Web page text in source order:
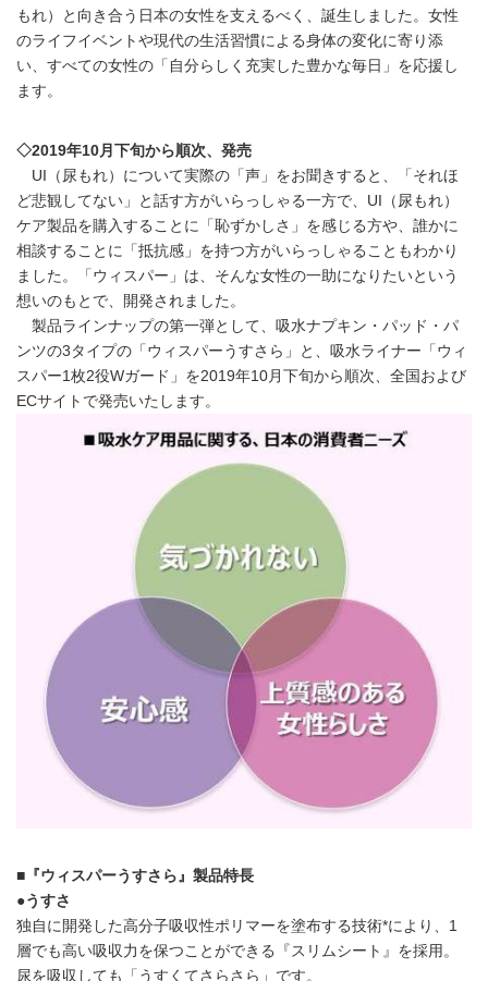
もれ）と向き合う日本の女性を支えるべく、誕生しました。女性
のライフイベントや現代の生活習慣による身体の変化に寄り添
い、すべての女性の「自分らしく充実した豊かな毎日」を応援し
ます。
◇2019年10月下旬から順次、発売
UI（尿もれ）について実際の「声」をお聞きすると、「それほ
ど悲観してない」と話す方がいらっしゃる一方で、UI（尿もれ）
ケア製品を購入することに「恥ずかしさ」を感じる方や、誰かに
相談することに「抵抗感」を持つ方がいらっしゃることもわかり
ました。「ウィスパー」は、そんな女性の一助になりたいという
想いのもとで、開発されました。
製品ラインナップの第一弾として、吸水ナプキン・パッド・パ
ンツの3タイプの「ウィスパーうすさら」と、吸水ライナー「ウィ
スパー1枚2役Wガード」を2019年10月下旬から順次、全国および
ECサイトで発売いたします。
■『ウィスパーうすさら』製品特長
●うすさ
独自に開発した高分子吸収性ポリマーを塗布する技術*により、1
層でも高い吸収力を保つことができる『スリムシート』を採用。
尿を吸収しても「うすくてさらさら」です。